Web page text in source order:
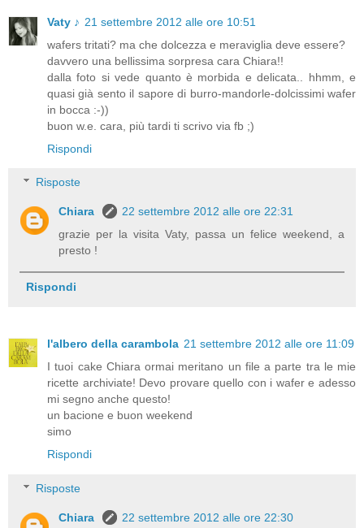
Vaty ♪ 21 settembre 2012 alle ore 10:51
wafers tritati? ma che dolcezza e meraviglia deve essere?
davvero una bellissima sorpresa cara Chiara!!
dalla foto si vede quanto è morbida e delicata.. hhmm, e
quasi già sento il sapore di burro-mandorle-dolcissimi wafer
in bocca :-))
buon w.e. cara, più tardi ti scrivo via fb ;)
Rispondi
Risposte
Chiara
22 settembre 2012 alle ore 22:31
grazie per la visita Vaty, passa un felice weekend, a
presto !
Rispondi
l'albero della carambola 21 settembre 2012 alle ore 11:09
I tuoi cake Chiara ormai meritano un file a parte tra le mie
ricette archiviate! Devo provare quello con i wafer e adesso
mi segno anche questo!
un bacione e buon weekend
simo
Rispondi
Risposte
Chiara
22 settembre 2012 alle ore 22:30